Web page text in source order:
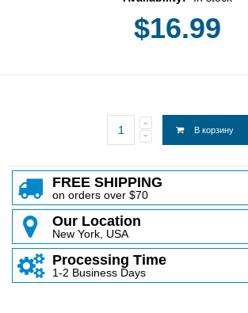
$16.99
В корзину
FREE SHIPPING
on orders over $70
Our Location
New York, USA
Processing Time
1-2 Business Days